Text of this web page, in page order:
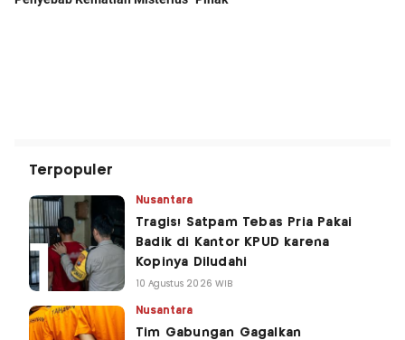
Terpopuler
Nusantara
Tragis! Satpam Tebas Pria Pakai
Badik di Kantor KPUD karena
Kopinya Diludahi
10 Agustus 2026 WIB
Nusantara
Tim Gabungan Gagalkan